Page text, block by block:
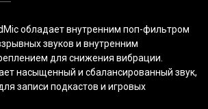
обладает внутренним поп-фильтром
звуков и внутренним
для снижения вибрации.
насыщенный и сбалансированный звук,
записи подкастов и игровых